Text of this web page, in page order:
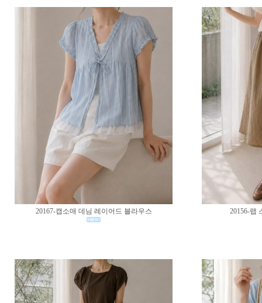
20167-캡소매 데님 레이어드 블라우스 20156-랩